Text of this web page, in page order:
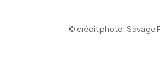
© crédit photo : Savage